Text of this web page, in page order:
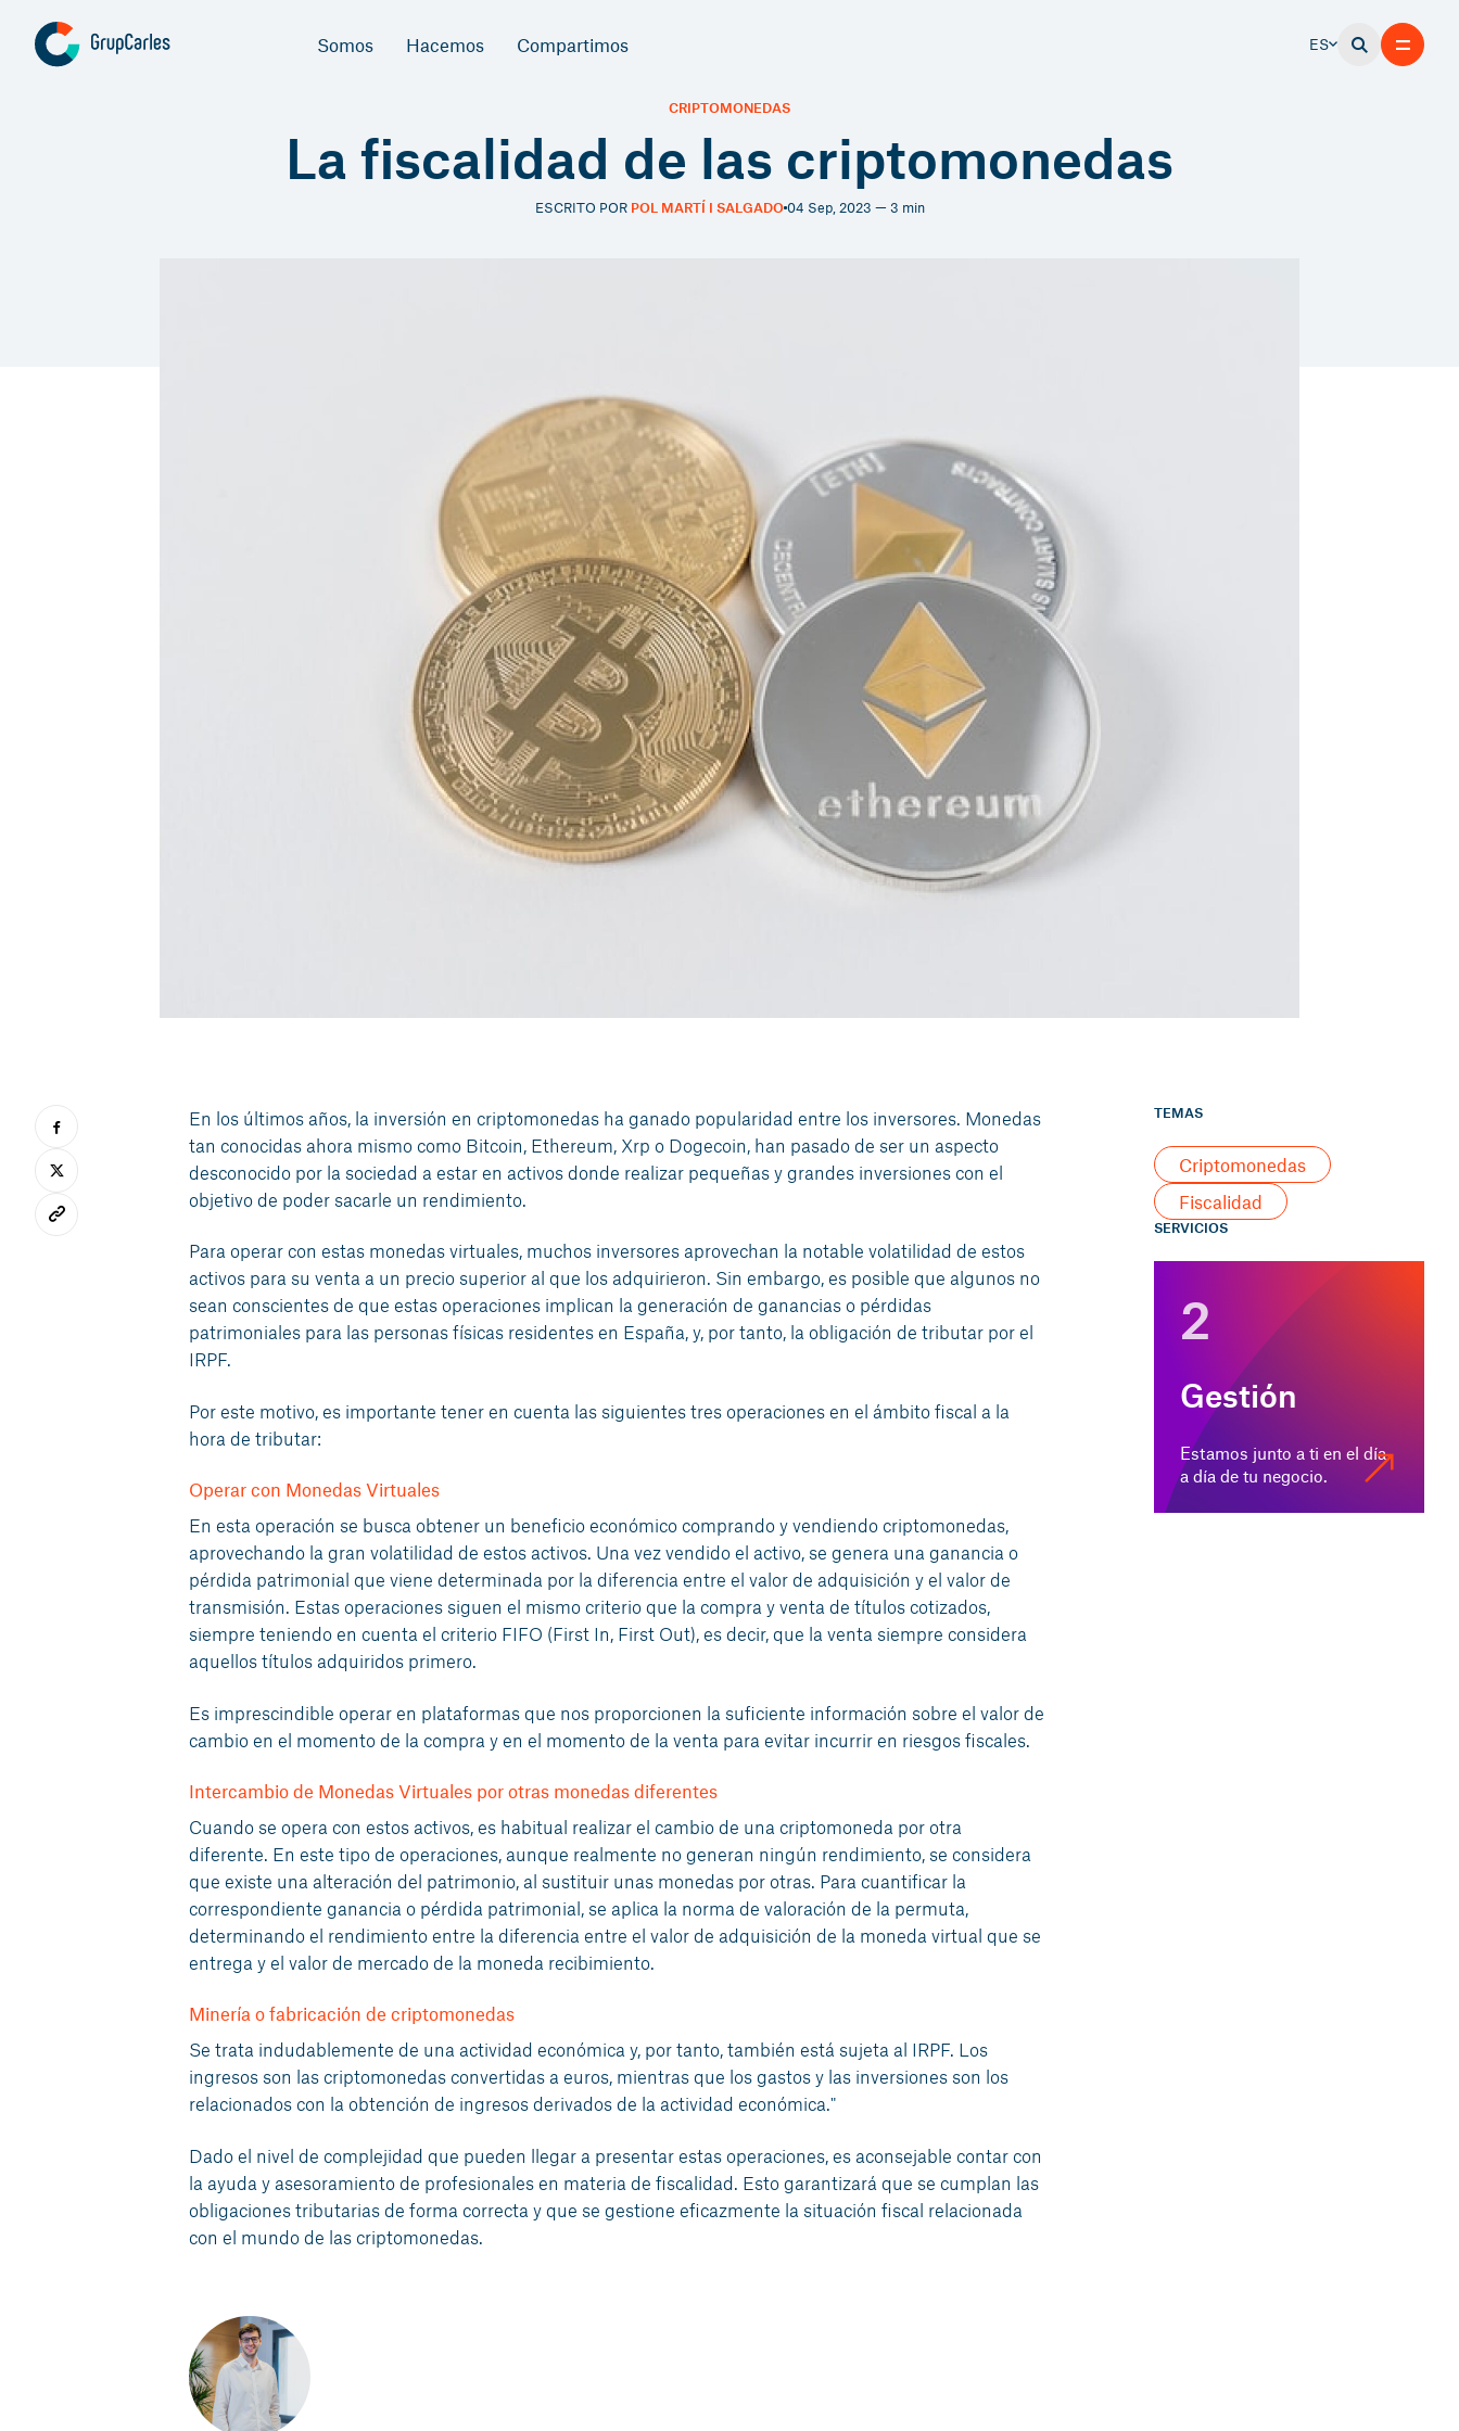
Somos Hacemos Compartimos ES
La fiscalidad de las criptomonedas
CRIPTOMONEDAS
ESCRITO POR POL MARTÍ I SALGADO04 Sep, 2023 — 3 min
En los últimos años, la inversión en criptomonedas ha ganado popularidad entre los inversores. Monedas
tan conocidas ahora mismo como Bitcoin, Ethereum, Xrp o Dogecoin, han pasado de ser un aspecto
desconocido por la sociedad a estar en activos donde realizar pequeñas y grandes inversiones con el
objetivo de poder sacarle un rendimiento.
Para operar con estas monedas virtuales, muchos inversores aprovechan la notable volatilidad de estos
activos para su venta a un precio superior al que los adquirieron. Sin embargo, es posible que algunos no
sean conscientes de que estas operaciones implican la generación de ganancias o pérdidas
patrimoniales para las personas físicas residentes en España, y, por tanto, la obligación de tributar por el
IRPF.
Por este motivo, es importante tener en cuenta las siguientes tres operaciones en el ámbito fiscal a la
hora de tributar:
Operar con Monedas Virtuales
En esta operación se busca obtener un beneficio económico comprando y vendiendo criptomonedas,
aprovechando la gran volatilidad de estos activos. Una vez vendido el activo, se genera una ganancia o
pérdida patrimonial que viene determinada por la diferencia entre el valor de adquisición y el valor de
transmisión. Estas operaciones siguen el mismo criterio que la compra y venta de títulos cotizados,
siempre teniendo en cuenta el criterio FIFO (First In, First Out), es decir, que la venta siempre considera
aquellos títulos adquiridos primero.
Es imprescindible operar en plataformas que nos proporcionen la suficiente información sobre el valor de
cambio en el momento de la compra y en el momento de la venta para evitar incurrir en riesgos fiscales.
Intercambio de Monedas Virtuales por otras monedas diferentes
Cuando se opera con estos activos, es habitual realizar el cambio de una criptomoneda por otra
diferente. En este tipo de operaciones, aunque realmente no generan ningún rendimiento, se considera
que existe una alteración del patrimonio, al sustituir unas monedas por otras. Para cuantificar la
correspondiente ganancia o pérdida patrimonial, se aplica la norma de valoración de la permuta,
determinando el rendimiento entre la diferencia entre el valor de adquisición de la moneda virtual que se
entrega y el valor de mercado de la moneda recibimiento.
Minería o fabricación de criptomonedas
Se trata indudablemente de una actividad económica y, por tanto, también está sujeta al IRPF. Los
ingresos son las criptomonedas convertidas a euros, mientras que los gastos y las inversiones son los
relacionados con la obtención de ingresos derivados de la actividad económica."
Dado el nivel de complejidad que pueden llegar a presentar estas operaciones, es aconsejable contar con
la ayuda y asesoramiento de profesionales en materia de fiscalidad. Esto garantizará que se cumplan las
obligaciones tributarias de forma correcta y que se gestione eficazmente la situación fiscal relacionada
con el mundo de las criptomonedas.
TEMAS
Criptomonedas
Fiscalidad
SERVICIOS
2
Gestión
Estamos junto a ti en el día
a día de tu negocio.